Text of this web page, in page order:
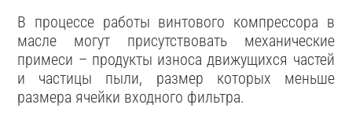
В процессе работы винтового компрессора в
масле могут присутствовать механические
примеси – продукты износа движущихся частей
и частицы пыли, размер которых меньше
размера ячейки входного фильтра.